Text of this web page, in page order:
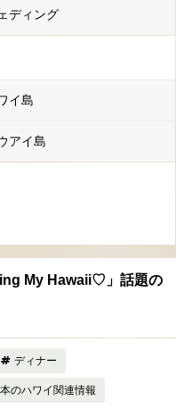
ディング
イ島
アイ島
My Hawaii♡」話題の
ディナー
のハワイ関連情報